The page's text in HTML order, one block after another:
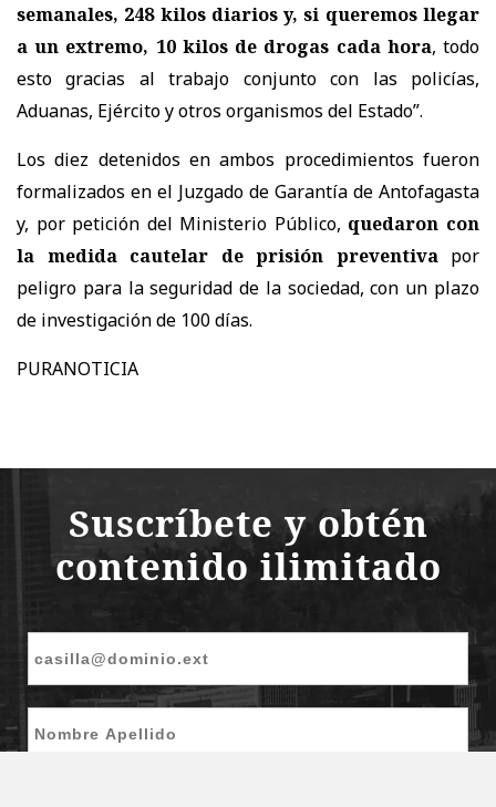
semanales, 248 kilos diarios y, si queremos llegar
a un extremo, 10 kilos de drogas cada hora, todo
esto gracias al trabajo conjunto con las policías,
Aduanas, Ejército y otros organismos del Estado”.
Los diez detenidos en ambos procedimientos fueron
formalizados en el Juzgado de Garantía de Antofagasta
y, por petición del Ministerio Público, quedaron con
la medida cautelar de prisión preventivapor
peligro para la seguridad de la sociedad, con un plazo
de investigación de 100 días.
PURANOTICIA